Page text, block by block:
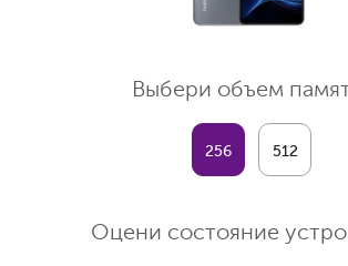
Выбери объем
256 512
Оцени состояние